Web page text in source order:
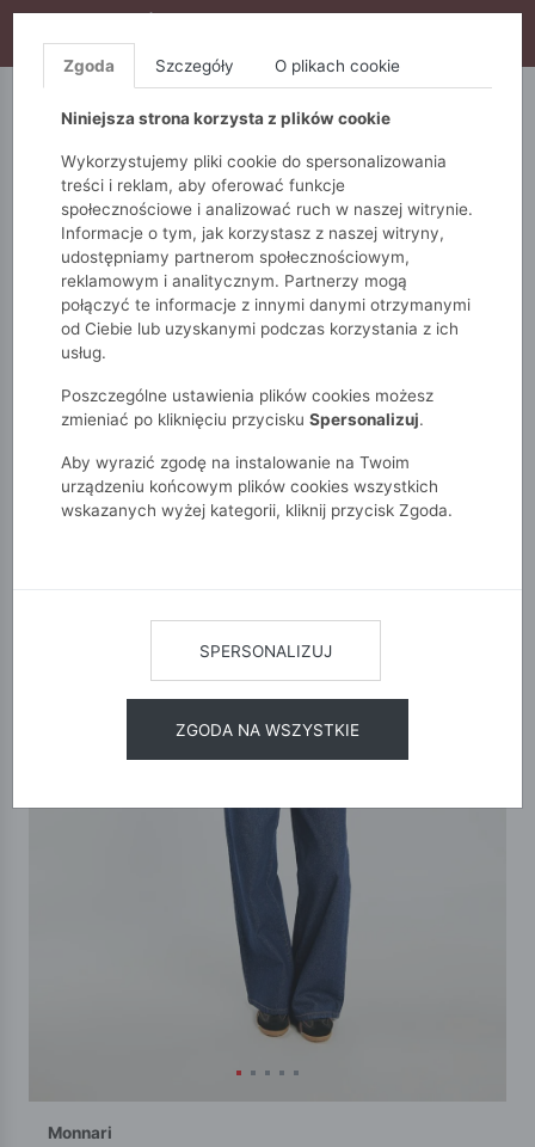
S10), DODATKOWE 15% ZA 3SZT (KOD: S15)
5.10.15. QUIOSQUE
Monnari Zobacz wszystko Swetry
długi rękaw
Sweter z haftowanym motywem wisienek
Monnari
Zgoda Szczegóły O plikach cookie
Niniejsza strona korzysta z plików cookie
Wykorzystujemy pliki cookie do spersonalizowania
treści i reklam, aby oferować funkcje
społecznościowe i analizować ruch w naszej witrynie.
Informacje o tym, jak korzystasz z naszej witryny,
udostępniamy partnerom społecznościowym,
reklamowym i analitycznym. Partnerzy mogą
połączyć te informacje z innymi danymi otrzymanymi
od Ciebie lub uzyskanymi podczas korzystania z ich
usług.
Poszczególne ustawienia plików cookies możesz
zmieniać po kliknięciu przycisku Spersonalizuj.
Aby wyrazić zgodę na instalowanie na Twoim
urządzeniu końcowym plików cookies wszystkich
wskazanych wyżej kategorii, kliknij przycisk Zgoda.
SPERSONALIZUJ
ZGODA NA WSZYSTKIE